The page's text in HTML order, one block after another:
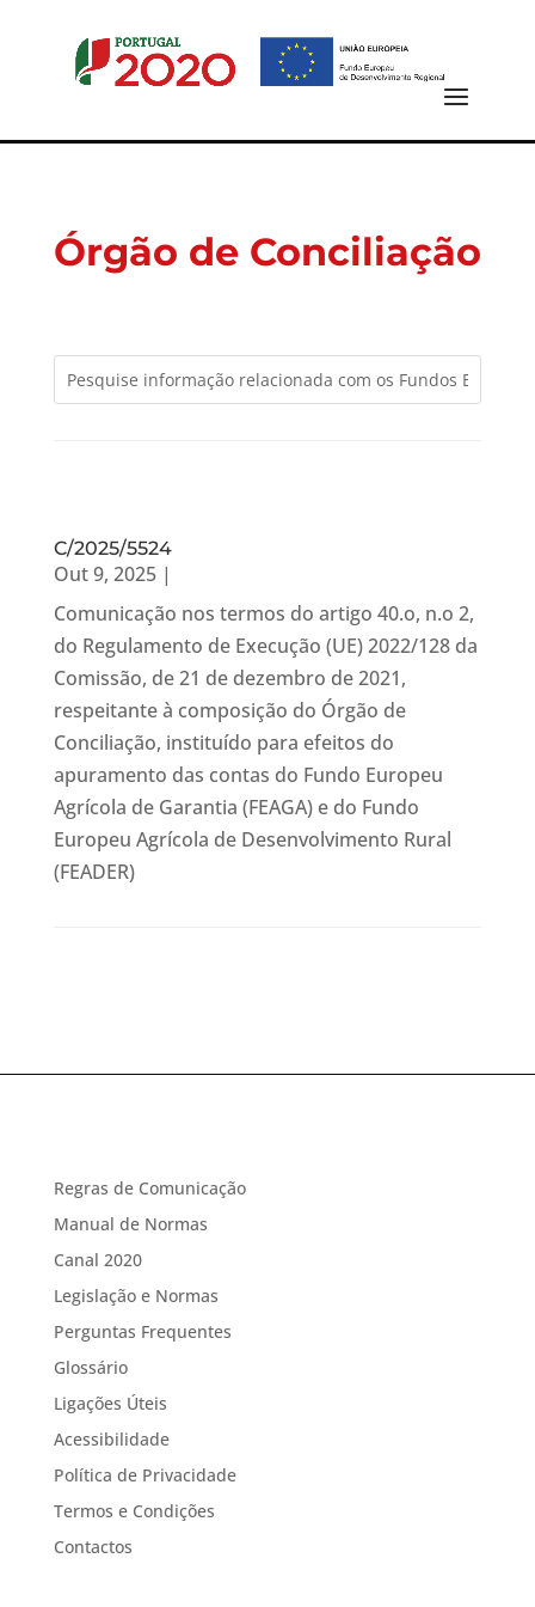
Órgão de Conciliação
C/2025/5524
Out 9, 2025|
Comunicação nos termos do artigo 40.o, n.o 2,
do Regulamento de Execução (UE) 2022/128 da
Comissão, de 21 de dezembro de 2021,
respeitante à composição do Órgão de
Conciliação, instituído para efeitos do
apuramento das contas do Fundo Europeu
Agrícola de Garantia (FEAGA) e do Fundo
Europeu Agrícola de Desenvolvimento Rural
(FEADER)
Regras de Comunicação
Manual de Normas
Canal 2020
Legislação e Normas
Perguntas Frequentes
Glossário
Ligações Úteis
Acessibilidade
Política de Privacidade
Termos e Condições
Contactos